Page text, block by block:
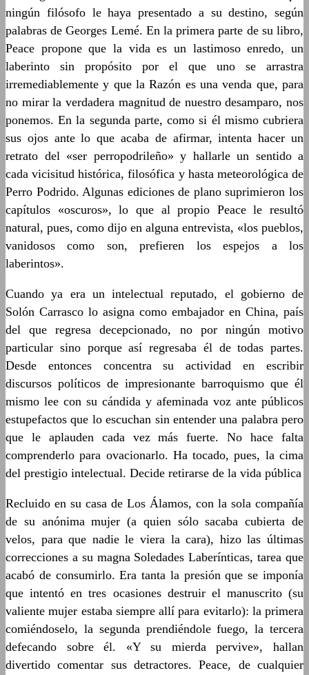
ningún filósofo le haya presentado a su destino, según
palabras de Georges Lemé. En la primera parte de su libro,
Peace propone que la vida es un lastimoso enredo, un
laberinto sin propósito por el que uno se arrastra
irremediablemente y que la Razón es una venda que, para
no mirar la verdadera magnitud de nuestro desamparo, nos
ponemos. En la segunda parte, como si él mismo cubriera
sus ojos ante lo que acaba de afirmar, intenta hacer un
retrato del «ser perropodrileño» y hallarle un sentido a
cada vicisitud histórica, filosófica y hasta meteorológica de
Perro Podrido. Algunas ediciones de plano suprimieron los
capítulos «oscuros», lo que al propio Peace le resultó
natural, pues, como dijo en alguna entrevista, «los pueblos,
vanidosos como son, prefieren los espejos a los
laberintos».
Cuando ya era un intelectual reputado, el gobierno de
Solón Carrasco lo asigna como embajador en China, país
del que regresa decepcionado, no por ningún motivo
particular sino porque así regresaba él de todas partes.
Desde entonces concentra su actividad en escribir
discursos políticos de impresionante barroquismo que él
mismo lee con su cándida y afeminada voz ante públicos
estupefactos que lo escuchan sin entender una palabra pero
que le aplauden cada vez más fuerte. No hace falta
comprenderlo para ovacionarlo. Ha tocado, pues, la cima
del prestigio intelectual. Decide retirarse de la vida pública
Recluido en su casa de Los Álamos, con la sola compañía
de su anónima mujer (a quien sólo sacaba cubierta de
velos, para que nadie le viera la cara), hizo las últimas
correcciones a su magna Soledades Laberínticas, tarea que
acabó de consumirlo. Era tanta la presión que se imponía
que intentó en tres ocasiones destruir el manuscrito (su
valiente mujer estaba siempre allí para evitarlo): la primera
comiéndoselo, la segunda prendiéndole fuego, la tercera
defecando sobre él. «Y su mierda pervive», hallan
divertido comentar sus detractores. Peace, de cualquier